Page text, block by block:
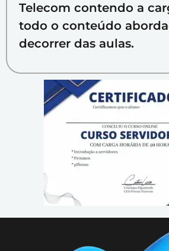
Telecom contendo a
todo o conteúdo
decorrer das aulas.